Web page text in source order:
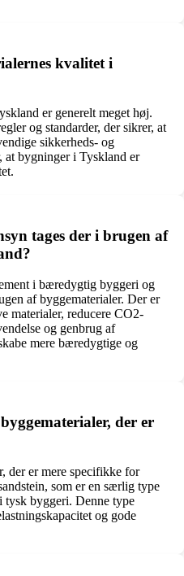
kvalitet i
er generelt meget høj.
og standarder, der sikrer, at
sikkerheds- og
at bygninger i Tyskland er
tages der i brugen af
i bæredygtig byggeri og
af byggematerialer. Der er
materialer, reducere CO2-
og genbrug af
mere bæredygtige og
der er
der er mere specifikke for
som er en særlig type
tysk byggeri. Denne type
og gode